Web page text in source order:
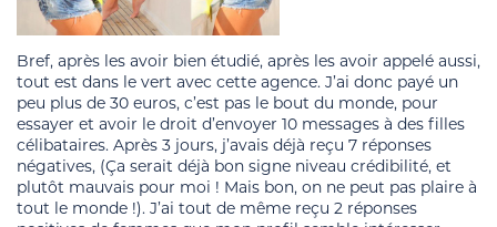
Bref, après les avoir bien étudié, après les avoir appelé aussi,
tout est dans le vert avec cette agence. J’ai donc payé un
peu plus de 30 euros, c’est pas le bout du monde, pour
essayer et avoir le droit d’envoyer 10 messages à des filles
célibataires. Après 3 jours, j’avais déjà reçu 7 réponses
négatives, (Ça serait déjà bon signe niveau crédibilité, et
plutôt mauvais pour moi ! Mais bon, on ne peut pas plaire à
tout le monde !). J’ai tout de même reçu 2 réponses